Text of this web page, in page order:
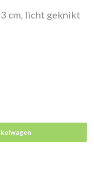
cm, licht geknikt